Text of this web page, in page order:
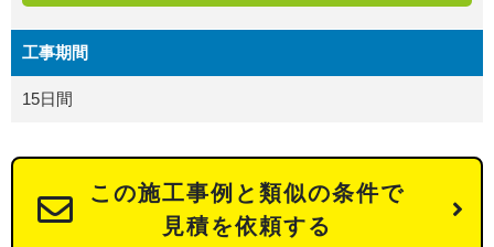
工事期間
15日間
この施工事例と類似の条件で
見積を依頼する